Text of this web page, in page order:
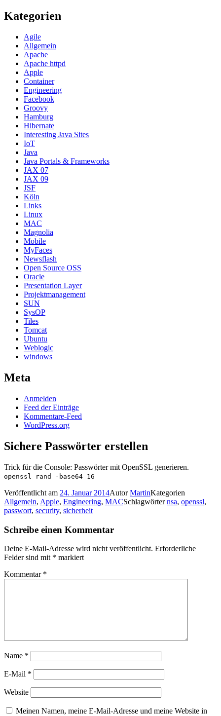
Kategorien
Agile
Allgemein
Apache
Apache httpd
Apple
Container
Engineering
Facebook
Groovy
Hamburg
Hibernate
Interesting Java Sites
IoT
Java
Java Portals & Frameworks
JAX 07
JAX 09
JSF
Köln
Links
Linux
MAC
Magnolia
Mobile
MyFaces
Newsflash
Open Source OSS
Oracle
Presentation Layer
Projektmanagement
SUN
SysOP
Tiles
Tomcat
Ubuntu
Weblogic
windows
Meta
Anmelden
Feed der Einträge
Kommentare-Feed
WordPress.org
Sichere Passwörter erstellen
Trick für die Console: Passwörter mit OpenSSL generieren.
openssl rand -base64 16
Veröffentlicht am 24. Januar 2014AutorMartinKategorien
Allgemein, Apple, Engineering, MACSchlagwörternsa, openssl,
passwort, security, sicherheit
Schreibe einen Kommentar
Deine E-Mail-Adresse wird nicht veröffentlicht. Erforderliche
Felder sind mit * markiert
Kommentar *
Name *
E-Mail *
Website
Meinen Namen, meine E-Mail-Adresse und meine Website in